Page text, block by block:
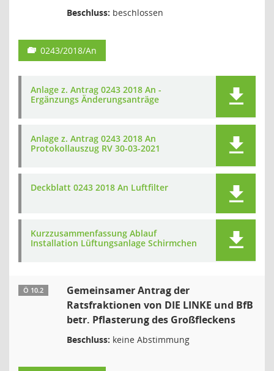
Beschluss: beschlossen
0243/2018/An
Anlage z. Antrag 0243 2018 An -
Ergänzungs Änderungsanträge
Anlage z. Antrag 0243 2018 An
Protokollauszug RV 30-03-2021
Deckblatt 0243 2018 An Luftfilter
Kurzzusammenfassung Ablauf
Installation Lüftungsanlage Schirmchen
Ö 10.2
Gemeinsamer Antrag der
Ratsfraktionen von DIE LINKE und BfB
betr. Pflasterung des Großfleckens
Beschluss: keine Abstimmung